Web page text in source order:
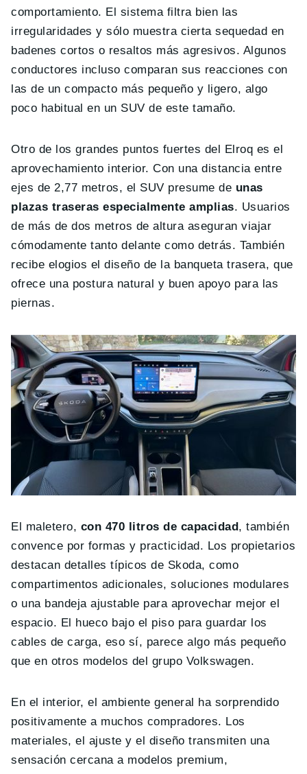
comportamiento. El sistema filtra bien las
irregularidades y sólo muestra cierta sequedad en
badenes cortos o resaltos más agresivos. Algunos
conductores incluso comparan sus reacciones con
las de un compacto más pequeño y ligero, algo
poco habitual en un SUV de este tamaño.
Otro de los grandes puntos fuertes del Elroq es el
aprovechamiento interior. Con una distancia entre
ejes de 2,77 metros, el SUV presume de unas
plazas traseras especialmente amplias. Usuarios
de más de dos metros de altura aseguran viajar
cómodamente tanto delante como detrás. También
recibe elogios el diseño de la banqueta trasera, que
ofrece una postura natural y buen apoyo para las
piernas.
El maletero, con 470 litros de capacidad, también
convence por formas y practicidad. Los propietarios
destacan detalles típicos de Skoda, como
compartimentos adicionales, soluciones modulares
o una bandeja ajustable para aprovechar mejor el
espacio. El hueco bajo el piso para guardar los
cables de carga, eso sí, parece algo más pequeño
que en otros modelos del grupo Volkswagen.
En el interior, el ambiente general ha sorprendido
positivamente a muchos compradores. Los
materiales, el ajuste y el diseño transmiten una
sensación cercana a modelos premium,